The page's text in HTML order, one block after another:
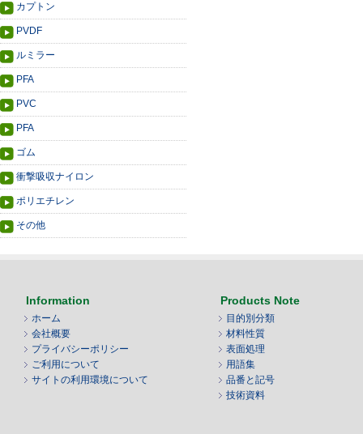
カプトン
PVDF
ルミラー
PFA
PVC
PFA
ゴム
衝撃吸収ナイロン
ポリエチレン
その他
Information
ホーム
会社概要
プライバシーポリシー
ご利用について
サイトの利用環境について
Products Note
目的別分類
材料性質
表面処理
用語集
品番と記号
技術資料